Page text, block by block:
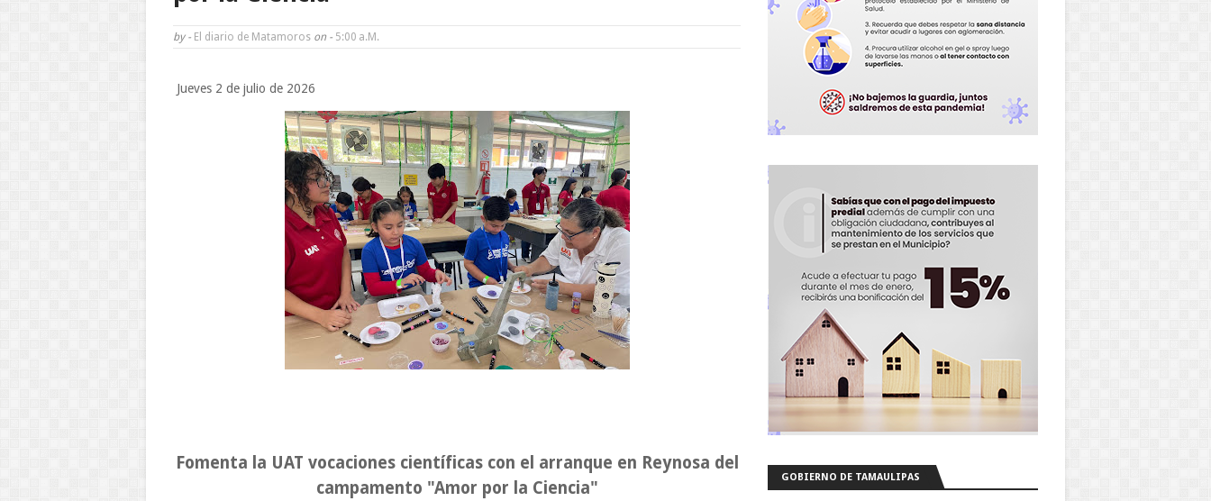
by - El diario de Matamoros on - 5:00 A.m.
Jueves 2 de julio de 2026
Fomenta la UAT vocaciones científicas con el arranque en Reynosa del
campamento "Amor por la Ciencia"
GOBIERNO DE TAMAULIPAS